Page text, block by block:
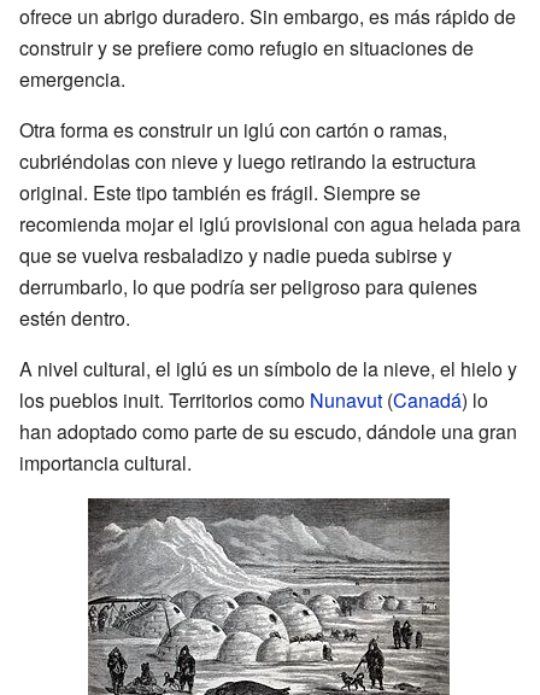
ofrece un abrigo duradero. Sin embargo, es más rápido de
construir y se prefiere como refugio en situaciones de
emergencia.
Otra forma es construir un iglú con cartón o ramas,
cubriéndolas con nieve y luego retirando la estructura
original. Este tipo también es frágil. Siempre se
recomienda mojar el iglú provisional con agua helada para
que se vuelva resbaladizo y nadie pueda subirse y
derrumbarlo, lo que podría ser peligroso para quienes
estén dentro.
A nivel cultural, el iglú es un símbolo de la nieve, el hielo y
los pueblos inuit. Territorios como Nunavut (Canadá) lo
han adoptado como parte de su escudo, dándole una gran
importancia cultural.